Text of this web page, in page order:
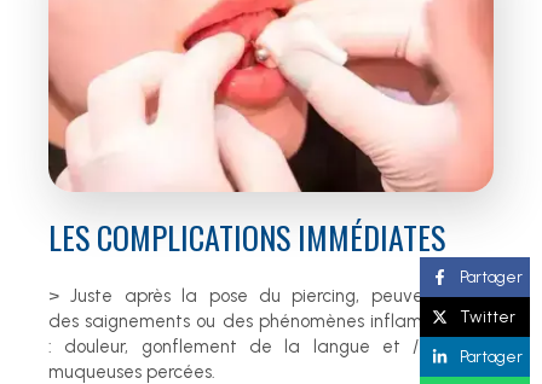
LES COMPLICATIONS IMMÉDIATES
> Juste après la pose du piercing, peuvent surgir
des saignements ou des phénomènes inflammatoires
: douleur, gonflement de la langue et / ou des
muqueuses percées.
Partager
Twitter
Partager